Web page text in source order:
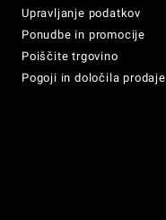
Upravljanje podatkov
Ponudbe in promocije
Poiščite trgovino
Pogoji in določila prodaje